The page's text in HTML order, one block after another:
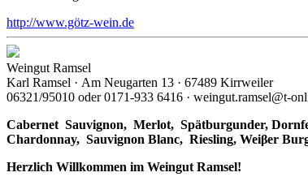
http://www.götz-wein.de
Weingut Ramsel
Karl Ramsel · Am Neugarten 13 · 67489 Kirrweiler
06321/95010 oder 0171-933 6416 · weingut.ramsel@t-
Cabernet Sauvignon, Merlot, Spätburgunder,
Chardonnay, Sauvignon Blanc, Riesling, Weiβer
Herzlich Willkommen im Weingut Ramsel!